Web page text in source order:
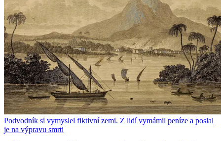
Podvodník si vymyslel fiktivní zemi. Z lidí vymámil peníze a poslal
je na výpravu smrti